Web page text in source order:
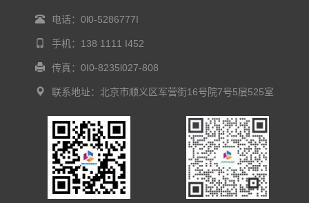
电话：0l0-5286777I
手机：138 1111 I452
传真：0I0-8235l027-808
联系地址：北京市顺义区军营街16号院7号5层525室